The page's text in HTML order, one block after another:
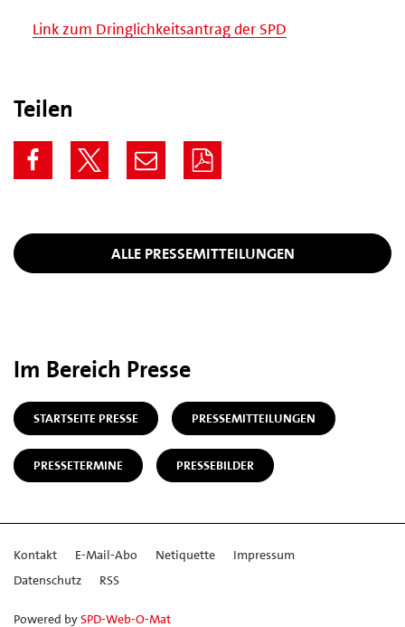
Link zum Dringlichkeitsantrag der SPD
Teilen
ALLE PRESSEMITTEILUNGEN
Im Bereich Presse
STARTSEITE PRESSE PRESSEMITTEILUNGEN
PRESSETERMINE PRESSEBILDER
Kontakt E-Mail-Abo Netiquette
Impressum
Datenschutz
RSS
Powered bySPD-Web-O-Mat